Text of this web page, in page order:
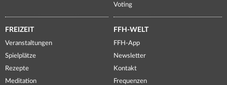
Voting
FREIZEIT
Veranstaltungen
Spielplätze
Rezepte
Meditation
FFH-WELT
FFH-App
Newsletter
Kontakt
Frequenzen